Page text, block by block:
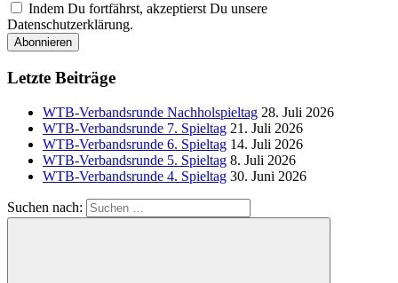
Indem Du fortfährst, akzeptierst Du unsere
Datenschutzerklärung.
Letzte Beiträge
WTB-Verbandsrunde Nachholspieltag 28. Juli 2026
WTB-Verbandsrunde 7. Spieltag 21. Juli 2026
WTB-Verbandsrunde 6. Spieltag 14. Juli 2026
WTB-Verbandsrunde 5. Spieltag 8. Juli 2026
WTB-Verbandsrunde 4. Spieltag 30. Juni 2026
Suchen nach: